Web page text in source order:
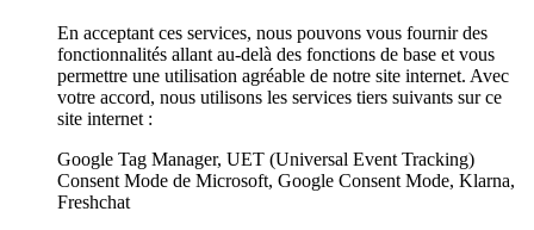
En acceptant ces services, nous pouvons vous fournir des
fonctionnalités allant au-delà des fonctions de base et vous
permettre une utilisation agréable de notre site internet. Avec
votre accord, nous utilisons les services tiers suivants sur ce
site internet :
Google Tag Manager, UET (Universal Event Tracking)
Consent Mode de Microsoft, Google Consent Mode, Klarna,
Freshchat